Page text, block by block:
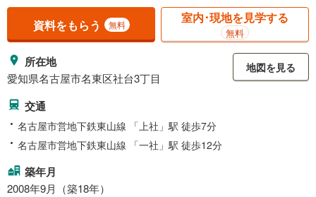
資料をもらう 無料 室内･現地を見学する
無料
所在地
愛知県名古屋市名東区社台3丁目
地図を見る
交通
名古屋市営地下鉄東山線 「上社」駅 徒歩7分
名古屋市営地下鉄東山線 「一社」駅 徒歩12分
築年月
2008年9月（築18年）